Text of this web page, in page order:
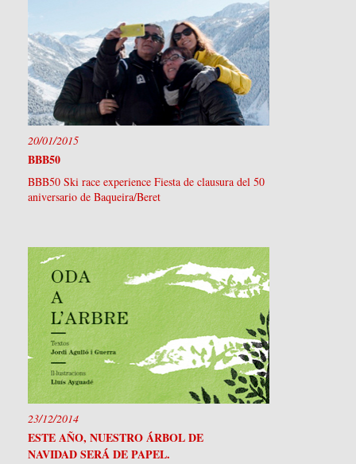
20/01/2015
BBB50
BBB50 Ski race experience Fiesta de clausura del 50
aniversario de Baqueira/Beret
23/12/2014
ESTE AÑO, NUESTRO ÁRBOL DE
NAVIDAD SERÁ DE PAPEL.